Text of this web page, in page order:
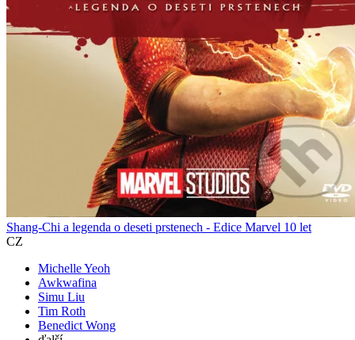
Shang-Chi a legenda o deseti prstenech - Edice Marvel 10 let
CZ
Michelle Yeoh
Awkwafina
Simu Liu
Tim Roth
Benedict Wong